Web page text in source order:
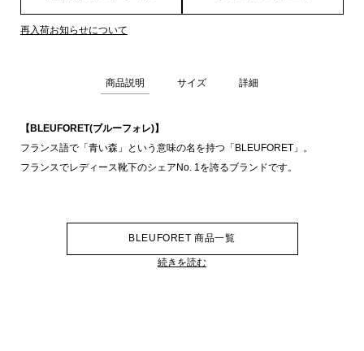
再入荷お知らせについて
商品説明 サイズ 詳細
【BLEUFORET(ブルーフォレ)】
フランス語で「青い森」という意味の名を持つ「BLEUFORET」。
フランスでレディース靴下のシェアNo. 1を誇るブランドです。
BLEUFORET 商品一覧
続きを読む